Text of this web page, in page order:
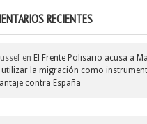
RECIENTES
en El Frente Polisario acusa a
utilizar la migración como
contra España